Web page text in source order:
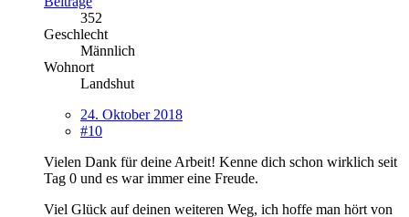
352
Geschlecht
Männlich
Wohnort
Landshut
24. Oktober 2018
#10
Vielen Dank für deine Arbeit! Kenne dich schon wirklich seit
Tag 0 und es war immer eine Freude.
Viel Glück auf deinen weiteren Weg, ich hoffe man hört von